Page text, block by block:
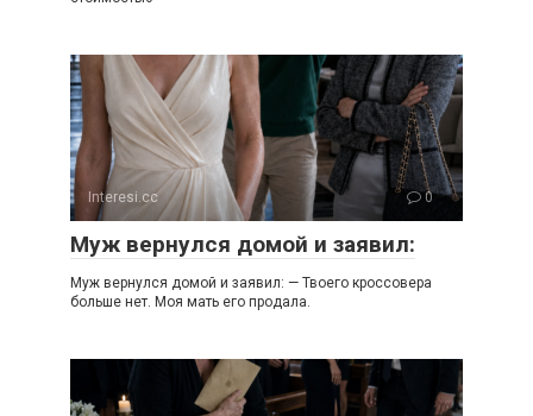
Interesi.cc 0
Муж вернулся домой и заявил:
Муж вернулся домой и заявил: — Твоего кроссовера
больше нет. Моя мать его продала.